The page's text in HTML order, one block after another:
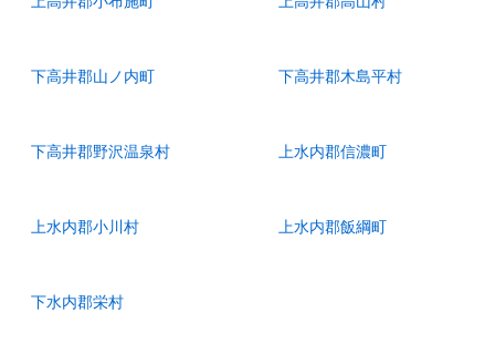
下高井郡山ノ内町 下高井郡木島平村
下高井郡野沢温泉村 上水内郡信濃町
上水内郡小川村 上水内郡飯綱町
下水内郡栄村